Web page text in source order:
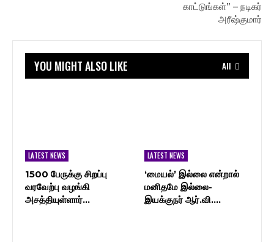
காட்டுங்கள்” – நடிகர்
அரீஷ்குமார்
All
YOU MIGHT ALSO LIKE
LATEST NEWS
1500 பேருக்கு சிறப்பு
வரவேற்பு வழங்கி
அசத்தியுள்ளார்…
LATEST NEWS
‘மையல்’ இல்லை என்றால்
மனிதமே இல்லை-
இயக்குநர் ஆர்.வி.…